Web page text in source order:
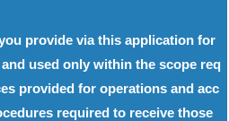
provide via this application for
used only within the scope req
provided for operations and acc
required to receive those